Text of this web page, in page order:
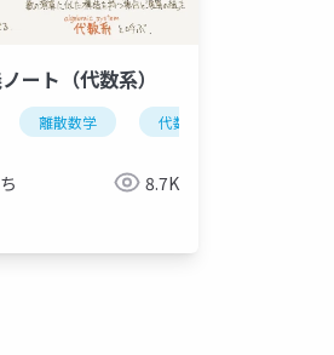
ート（代数系）
離散数学 代数系
8.7K